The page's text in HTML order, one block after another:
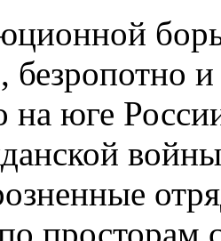
безропотно
на юге